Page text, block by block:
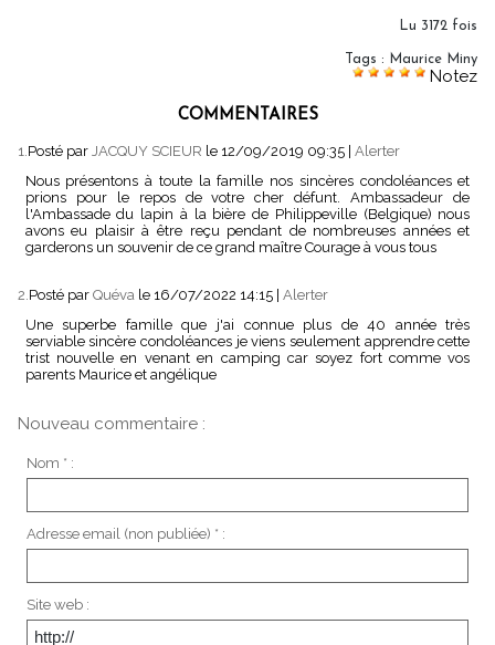
Lu 3172 fois
Tags : Maurice Miny
Notez
COMMENTAIRES
1. Posté par JACQUY SCIEUR le 12/09/2019 09:35 Alerter
Nous présentons à toute la famille nos sincères condoléances et
prions pour le repos de votre cher défunt. Ambassadeur de
l'Ambassade du lapin à la bière de Philippeville (Belgique) nous
avons eu plaisir à être reçu pendant de nombreuses années et
garderons un souvenir de ce grand maître Courage à vous tous
2.Posté par Quéva le 16/07/2022 14:15 Alerter
Une superbe famille que j'ai connue plus de 40 année très
serviable sincère condoléances je viens seulement apprendre cette
trist nouvelle en venant en camping car soyez fort comme vos
parents Maurice et angélique
Nouveau commentaire :
Nom * :
Adresse email (non publiée) * :
Site web :